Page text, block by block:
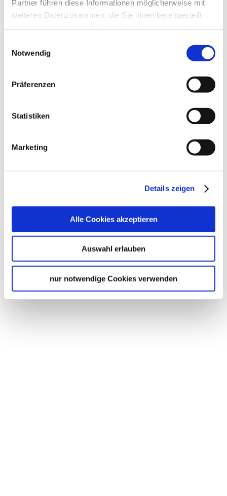
Partner führen diese Informationen möglicherweise mit
weiteren Datenzusammen, die Sie ihnen bereitgestellt
Impressum
Notwendig
Präferenzen
Statistiken
Marketing
Details zeigen
Alle Cookies akzeptieren
Auswahl erlauben
nur notwendige Cookies verwenden